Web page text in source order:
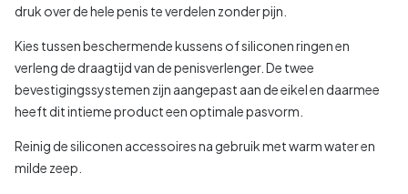
druk over de hele penis te verdelen zonder pijn.
Kies tussen beschermende kussens of siliconen ringen en
verleng de draagtijd van de penisverlenger. De twee
bevestigingssystemen zijn aangepast aan de eikel en daarmee
heeft dit intieme product een optimale pasvorm.
Reinig de siliconen accessoires na gebruik met warm water en
milde zeep.